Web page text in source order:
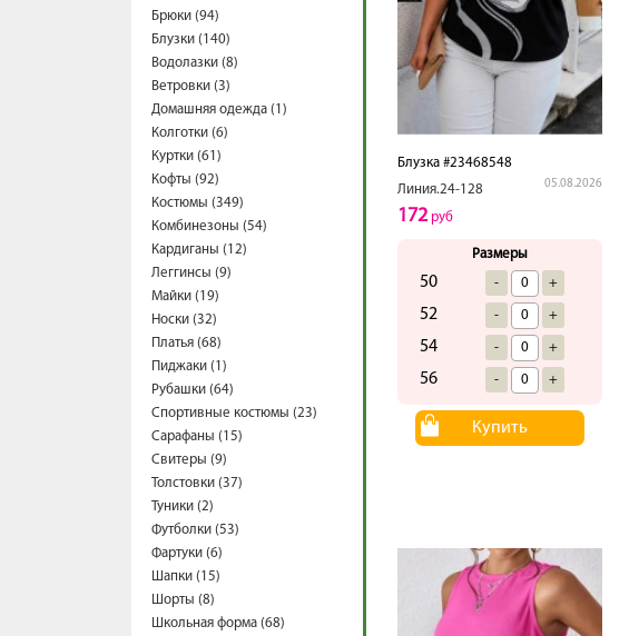
Брюки (94)
Блузки (140)
Водолазки (8)
Ветровки (3)
Домашняя одежда (1)
Колготки (6)
Куртки (61)
Кофты (92)
Костюмы (349)
Комбинезоны (54)
Кардиганы (12)
Леггинсы (9)
Майки (19)
Носки (32)
Платья (68)
Пиджаки (1)
Рубашки (64)
Спортивные костюмы (23)
Сарафаны (15)
Свитеры (9)
Толстовки (37)
Туники (2)
Футболки (53)
Фартуки (6)
Шапки (15)
Шорты (8)
Школьная форма (68)
Блузка #23468548
Линия.24-128
05.08.2026
172руб
Размеры
50 - +
52 - +
54 - +
56 - +
Купить